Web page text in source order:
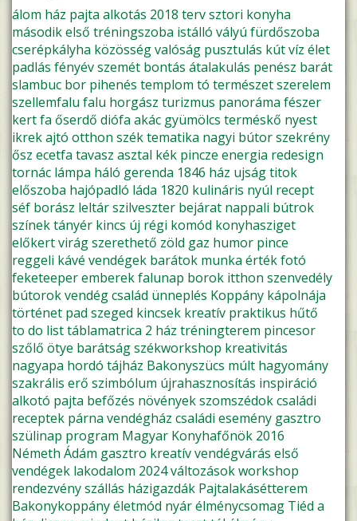
álom ház pajta alkotás 2018 tervsztori konyha
másodikelső tréningszoba istálló vályú fürdőszoba
cserépkályha közösségvalóság pusztulás kútvíz élet
padlás fényévszemét bontás átalakulás penész barát
slambuc bor pihenés templom tó természetszerelem
szellemfalu falu horgász turizmus panoráma fészer
kertfa őserdő diófa akác gyümölcs terméskő nyest
ikrekajtó otthon széktematika nagyi bútorszekrény
ősz ecetfa tavasz asztal kék pincze energia redesign
tornác lámpa háló gerenda 1846 ház ujságtitok
előszoba hajópadló láda 1820 kulináris nyúl recept
séf borász leltárszilveszter bejárat nappali bútrok
színektányér kincs új régi komód konyhasziget
előkertvirágszerethető zöld gaz humor pince
reggeli kávé vendégek barátok munka értékfotó
feketeeperemberekfalunap borok itthon szenvedély
bútorokvendégcsalád ünneplés Koppány kápolnája
történet pad szeged kincsek kreatív praktikus hűtő
to do listtáblamatrica 2 ház tréningterem pincesor
szőlő ötye barátságszékworkshop kreativitás
nagyapa hordó tájház Bakonyszücs múlt hagyomány
szakrális erő szimbólum újrahasznosítás inspiráció
alkotó pajta befőzés növényekszomszédokcsaládi
receptek párna vendégház családi esemény gasztro
szülinap program Magyar Konyhafőnök 2016
Németh Ádám gasztro kreatívvendégvárás első
vendégek lakodalom 2024változásokworkshop
rendezvényszállás házigazdák Pajtalakásétterem
Bakonykoppányéletmód nyárélménycsomag Tiéd a